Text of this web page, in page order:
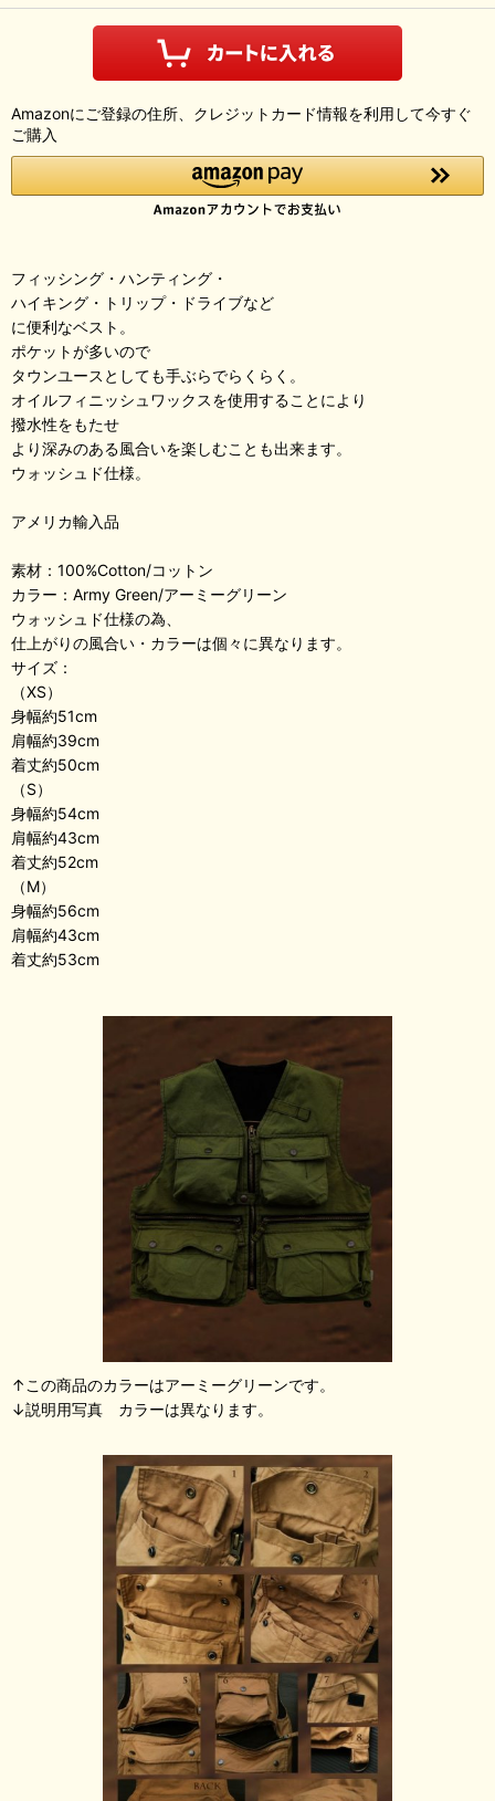
Amazonにご登録の住所、クレジットカード情報を利用して今すぐ
ご購入
フィッシング・ハンティング・
ハイキング・トリップ・ドライブなど
に便利なベスト。
ポケットが多いので
タウンユースとしても手ぶらでらくらく。
オイルフィニッシュワックスを使用することにより
撥水性をもたせ
より深みのある風合いを楽しむことも出来ます。
ウォッシュド仕様。
アメリカ輸入品
素材：100%Cotton/コットン
カラー：Army Green/アーミーグリーン
ウォッシュド仕様の為、
仕上がりの風合い・カラーは個々に異なります。
サイズ：
（XS）
身幅約51cm
肩幅約39cm
着丈約50cm
（S）
身幅約54cm
肩幅約43cm
着丈約52cm
（M）
身幅約56cm
肩幅約43cm
着丈約53cm
↑この商品のカラーはアーミーグリーンです。
↓説明用写真 カラーは異なります。